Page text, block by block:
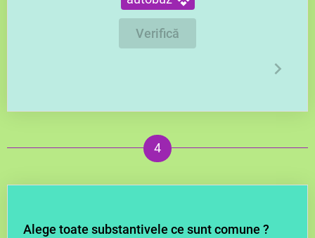
Verifică
Alege toate substantivele ce sunt comune ?